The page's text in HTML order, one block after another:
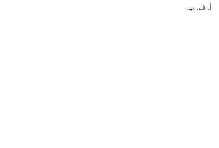
أ. ف. ب.